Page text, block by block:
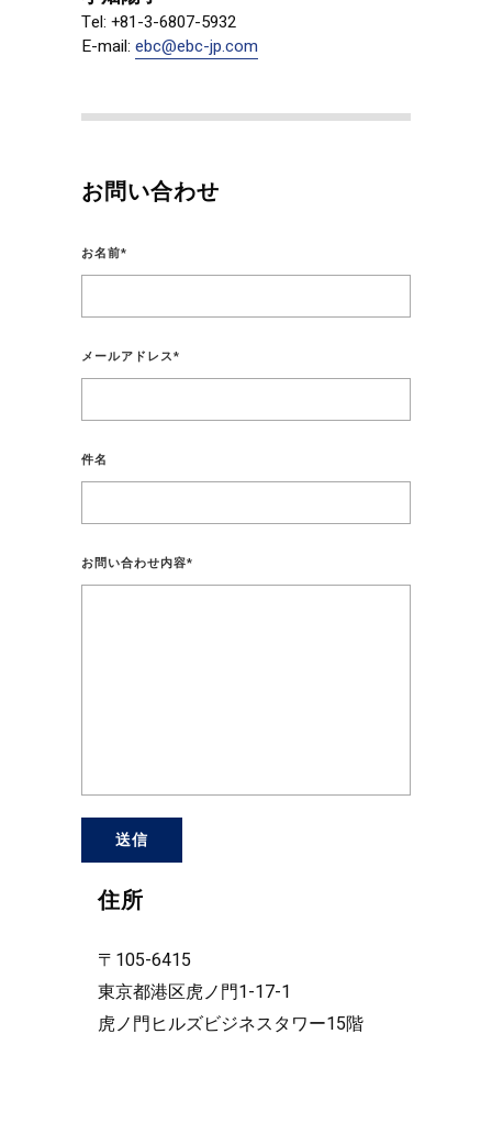
Tel: +81-3-6807-5932
E-mail: ebc@ebc-jp.com
お問い合わせ
お名前*
メールアドレス*
件名
お問い合わせ内容*
住所
〒105-6415
東京都港区虎ノ門1-17-1
虎ノ門ヒルズビジネスタワー15階